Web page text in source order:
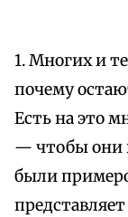
1. Многих и
почему
Есть на это
— чтобы они
были